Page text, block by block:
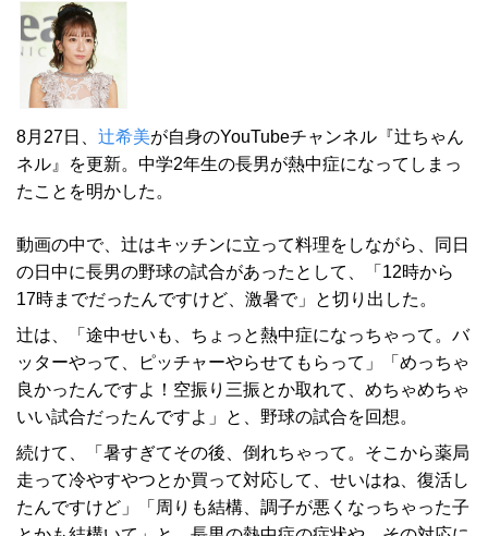
8月27日、 辻希美が自身のYouTubeチャンネル『辻ちゃん
ネル』を更新。中学2年生の長男が熱中症になってしまっ
たことを明かした。
動画の中で、辻はキッチンに立って料理をしながら、同日
の日中に長男の野球の試合があったとして、「12時から
17時までだったんですけど、激暑で」と切り出した。
辻は、「途中せいも、ちょっと熱中症になっちゃって。バ
ッターやって、ピッチャーやらせてもらって」「めっちゃ
良かったんですよ！空振り三振とか取れて、めちゃめちゃ
いい試合だったんですよ」と、野球の試合を回想。
続けて、「暑すぎてその後、倒れちゃって。そこから薬局
走って冷やすやつとか買って対応して、せいはね、復活し
たんですけど」「周りも結構、調子が悪くなっちゃった子